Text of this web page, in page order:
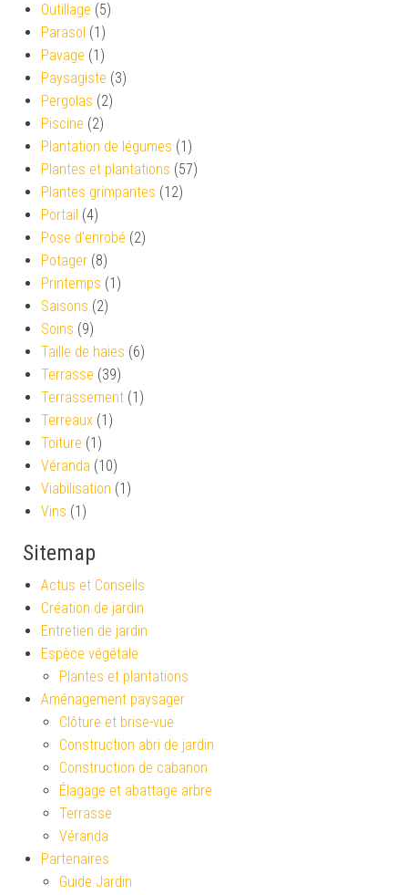
Outillage (5)
Parasol (1)
Pavage (1)
Paysagiste (3)
Pergolas (2)
Piscine (2)
Plantation de légumes (1)
Plantes et plantations (57)
Plantes grimpantes (12)
Portail (4)
Pose d'enrobé (2)
Potager (8)
Printemps (1)
Saisons (2)
Soins (9)
Taille de haies (6)
Terrasse (39)
Terrassement (1)
Terreaux (1)
Toiture (1)
Véranda (10)
Viabilisation (1)
Vins (1)
Sitemap
Actus et Conseils
Création de jardin
Entretien de jardin
Espèce végétale
Plantes et plantations
Aménagement paysager
Clôture et brise-vue
Construction abri de jardin
Construction de cabanon
Élagage et abattage arbre
Terrasse
Véranda
Partenaires
Guide Jardin